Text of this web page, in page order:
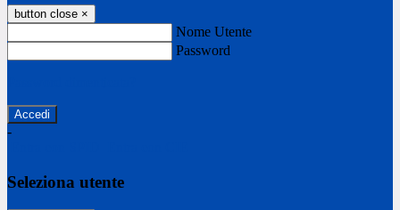
button close ×
Nome Utente
Password
-
Seleziona utente